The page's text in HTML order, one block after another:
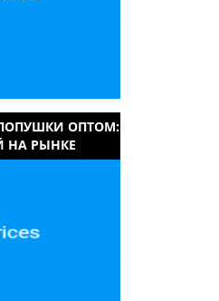
ОПТОМ:
НА РЫНКЕ